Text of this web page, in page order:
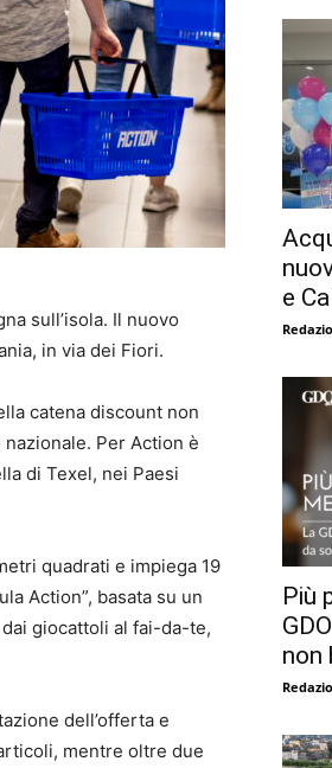
sull’isola. Il nuovo
in via dei Fiori.
catena discount non
Per Action è
di Texel, nei Paesi
quadrati e impiega 19
Action”, basata su un
giocattoli al fai-da-te,
dell’offerta e
mentre oltre due
e
Più
non